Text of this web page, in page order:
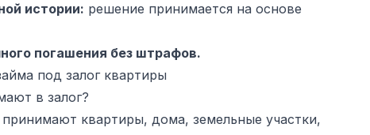
истории: решение принимается на основе
погашения без штрафов.
под залог квартиры
в залог?
квартиры, дома, земельные участки,